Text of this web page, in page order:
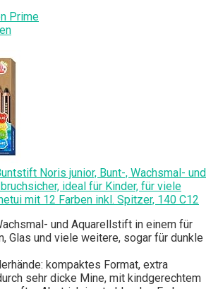
Noris junior, Bunt-, Wachsmal- und
ideal für Kinder, für viele
mit 12 Farben inkl. Spitzer, 140 C12
und Aquarellstift in einem für
Glas und viele weitere, sogar für dunkle
kompaktes Format, extra
sehr dicke Mine, mit kindgerechtem